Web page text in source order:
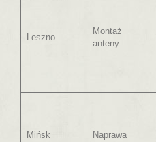
Leszno
Montaż
anteny
Mińsk
Naprawa